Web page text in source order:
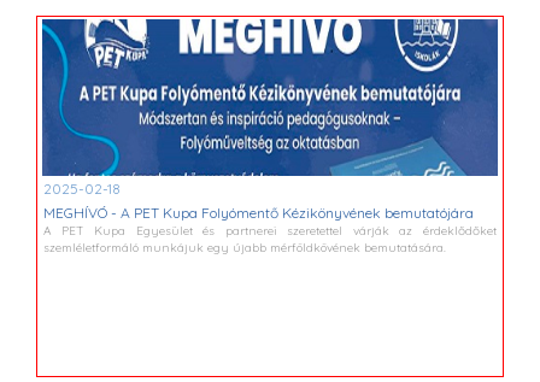
2025-02-18
MEGHÍVÓ - A PET Kupa Folyómentő Kézikönyvének bemutatójára
A PET Kupa Egyesület és partnerei szeretettel várják az érdeklődőket
szemléletformáló munkájuk egy újabb mérföldkövének bemutatására.